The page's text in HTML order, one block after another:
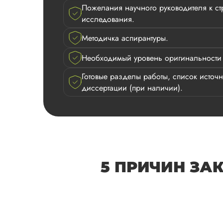
Пожелания научного руководителя к
исследования.
Методичка аспирантуры.
Необходимый уровень оригинальности
Готовые разделы работы, список
диссертации (при наличии).
5 ПРИЧИН